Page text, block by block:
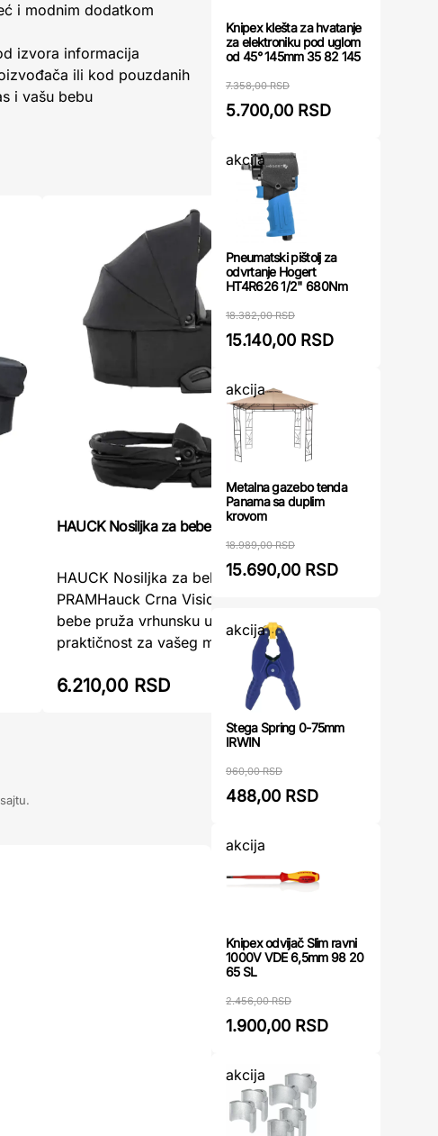
i modnim dodatkom
izvora informacija
ili kod pouzdanih
i vašu bebu
HAUCK Nosiljka za bebe Crna VISION PRAM
HAUCK Nosiljka za bebe Crna VISION
PRAMHauck Crna Vision Pram nosiljka za
bebe pruža vrhunsku udobnost i
praktičnost za vašeg mališanaSa ...
6.210,00 RSD
Knipex klešta za hvatanje
za elektroniku pod uglom
od 45° 145mm 35 82 145
7.358,00 RSD
5.700,00 RSD
akcija
Pneumatski pištolj za
odvrtanje Hogert
HT4R626 1/2" 680Nm
18.382,00 RSD
15.140,00 RSD
akcija
Metalna gazebo tenda
Panama sa duplim
krovom
18.989,00 RSD
15.690,00 RSD
akcija
Stega Spring 0-75mm
IRWIN
960,00 RSD
488,00 RSD
akcija
Knipex odvijač Slim ravni
1000V VDE 6,5mm 98 20
65 SL
2.456,00 RSD
1.900,00 RSD
akcija